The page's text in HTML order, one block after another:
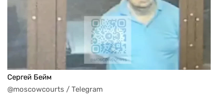
Сергей Бейм
@moscowcourts / Telegram